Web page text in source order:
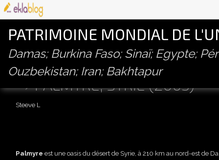
PATRIMOINE MONDIAL DE
Damas; Burkina Faso; Sinaï; Egypte;
Ouzbekistan; Iran; Bakhtapur
PALMYRE, SYRIE (2005)
Steeve L
Palmyre est une oasis du désert de Syrie, à210 km au nord-est de